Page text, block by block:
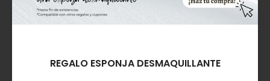
naturales e indicado para todo tipo de cabellos.
Prevé la caída del cabello fortaleciendo la fibra
textura fluida favorece el secado y el peinado,
REGALO ESPONJA DESMAQUILLANTE